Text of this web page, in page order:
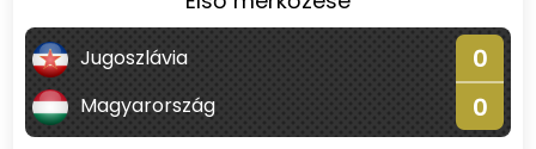
Jugoszlávia 0
Magyarország 0